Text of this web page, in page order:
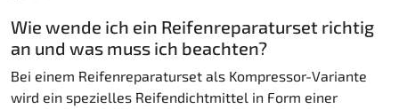
Wie wende ich ein Reifenreparaturset richtig
an und was muss ich beachten?
Bei einem Reifenreparaturset als Kompressor-Variante
wird ein spezielles Reifendichtmittel in Form einer